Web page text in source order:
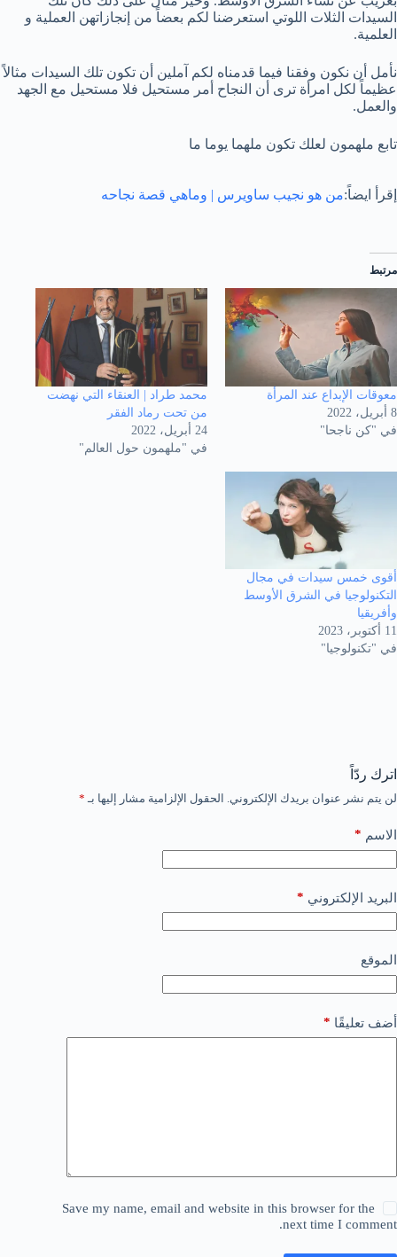
السيدات الثلات اللوتي استعرضنا لكم بعضاً من إنجازاتهن العملية و
العلمية.
نأمل أن نكون وفقنا فيما قدمناه لكم آملين أن تكون تلك السيدات مثالاً
عظيماً لكل امرأة ترى أن النجاح أمر مستحيل فلا مستحيل مع الجهد
والعمل.
تابع ملهمون لعلك تكون ملهما يوما ما
إقرأ ايضاً:من هو نجيب ساويرس | وماهي قصة نجاحه
مرتبط
معوقات الإبداع عند المرأة
8 أبريل، 2022
في "كن ناجحا"
محمد طراد | العنقاء التي نهضت
من تحت رماد الفقر
24 أبريل، 2022
في "ملهمون حول العالم"
أقوى خمس سيدات في مجال
التكنولوجيا في الشرق الأوسط
وأفريقيا
11 أكتوبر، 2023
في "تكنولوجيا"
اترك ردّاً
لن يتم نشر عنوان بريدك الإلكتروني. الحقول الإلزامية مشار إليها بـ *
الاسم *
البريد الإلكتروني *
الموقع
أضف تعليقًا *
Save my name, email and website in this browser for the
next time I comment.